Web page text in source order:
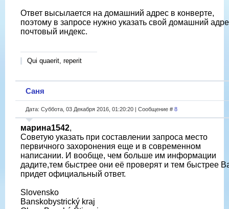
Ответ высылается на домашний адрес в конверте,
поэтому в запросе нужно указать свой домашний
почтовый индекс.
Qui quaerit, reperit
Саня
Дата: Суббота, 03 Декабря 2016, 01:20:20 | Сообщение # 8
марина1542,
Советую указать при составлении запроса место
первичного захоронения еще и в современном
написании. И вообще, чем больше им информации
дадите,тем быстрее они её проверят и тем быстрее
придет официальный ответ.
Slovensko
Banskobystrický kraj